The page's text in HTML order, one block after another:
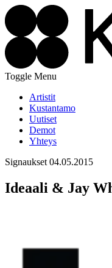
Toggle Menu
Artistit
Kustantamo
Uutiset
Demot
Yhteys
Signaukset 04.05.2015
Ideaali & Jay